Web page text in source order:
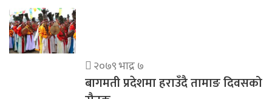
२०७९ भाद्र ७
बागमती प्रदेशमा हराउँदै तामाङ दिवसको